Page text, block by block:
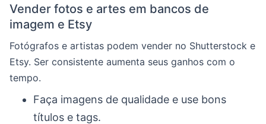
Vender fotos e artes em bancos de
imagem e Etsy
Fotógrafos e artistas podem vender no Shutterstock e
Etsy. Ser consistente aumenta seus ganhos com o
tempo.
Faça imagens de qualidade e use bons
títulos e tags.